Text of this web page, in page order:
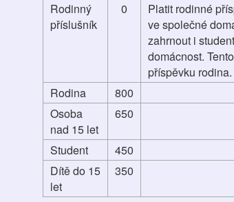
Rodinný
příslušník
0
Platit rodinné
ve společné
zahrnout i
domácnost.
příspěvku rodina.
Rodina
800
Osoba
nad 15 let
650
Student
450
Dítě do 15
let
350